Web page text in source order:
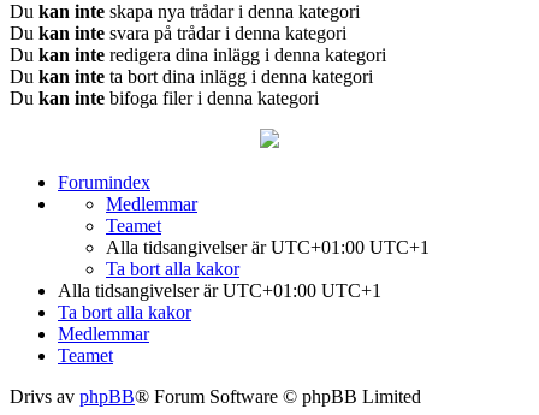
Du kan inte skapa nya trådar i denna kategori
Du kan inte svara på trådar i denna kategori
Du kan inte redigera dina inlägg i denna kategori
Du kan inte ta bort dina inlägg i denna kategori
Du kan inte bifoga filer i denna kategori
Forumindex
Medlemmar
Teamet
Alla tidsangivelser är UTC+01:00 UTC+1
Ta bort alla kakor
Alla tidsangivelser är UTC+01:00 UTC+1
Ta bort alla kakor
Medlemmar
Teamet
Drivs av phpBB® Forum Software © phpBB Limited